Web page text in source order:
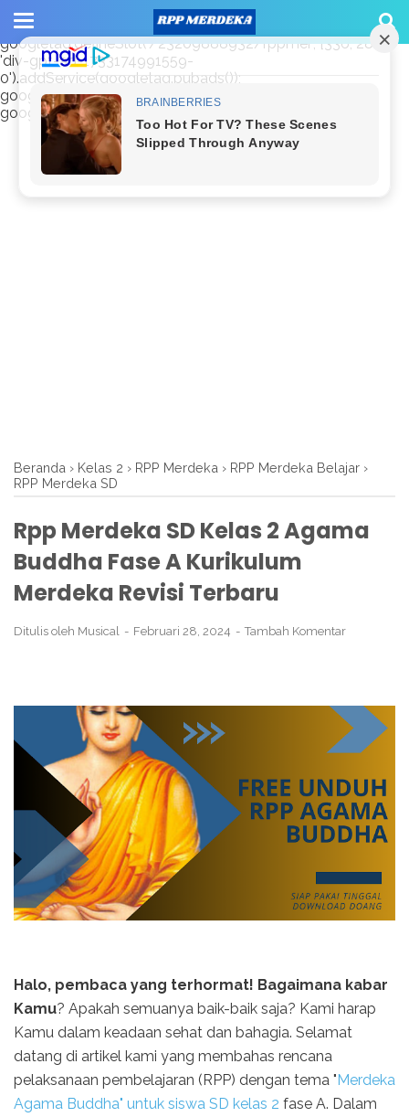
window.googletag = window.googletag || {cmd: []};
googletag.cmd.push(function() {
googletag.defineSlot('/23209888932/rppmer', [336, 280],
'div-gpt-ad-1733174991559-
0').addService(googletag.pubads());
googletag.pubads().enableSingleRequest();
googletag.enableServices(); });
Beranda › Kelas 2 › RPP Merdeka › RPP Merdeka Belajar ›
RPP Merdeka SD
Rpp Merdeka SD Kelas 2 Agama
Buddha Fase A Kurikulum
Merdeka Revisi Terbaru
Ditulis oleh Musical Februari 28, 2024 Tambah Komentar
Halo, pembaca yang terhormat! Bagaimana kabar
Kamu? Apakah semuanya baik-baik saja? Kami harap
Kamu dalam keadaan sehat dan bahagia. Selamat
datang di artikel kami yang membahas rencana
pelaksanaan pembelajaran (RPP) dengan tema "Merdeka
Agama Buddha" untuk siswa SD kelas 2 fase A. Dalam